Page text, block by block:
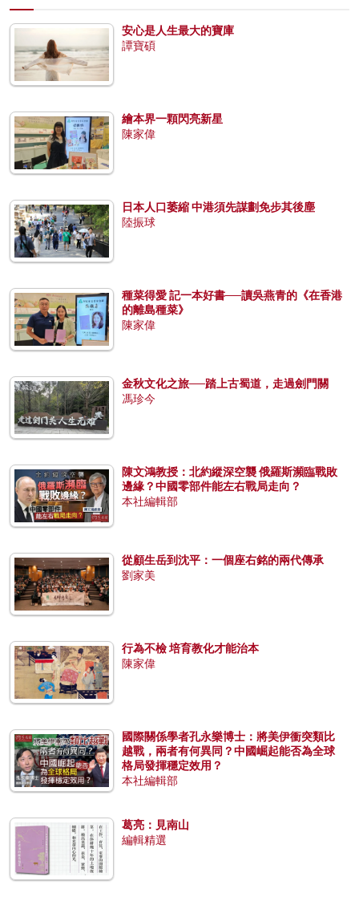
安心是人生最大的寶庫
譚寶碩
繪本界一顆閃亮新星
陳家偉
日本人口萎縮 中港須先謀劃免步其後塵
陸振球
種菜得愛 記一本好書──讀吳燕青的《在香港
的離島種菜》
陳家偉
金秋文化之旅──踏上古蜀道，走過劍門關
馮珍今
陳文鴻教授：北約縱深空襲 俄羅斯瀕臨戰敗
邊緣？中國零部件能左右戰局走向？
本社編輯部
從顧生岳到沈平：一個座右銘的兩代傳承
劉家美
行為不檢 培育教化才能治本
陳家偉
國際關係學者孔永樂博士：將美伊衝突類比
越戰，兩者有何異同？中國崛起能否為全球
格局發揮穩定效用？
本社編輯部
葛亮：見南山
編輯精選